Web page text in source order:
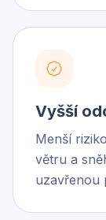
Vyšší
Menší
větru a
uzavřenou